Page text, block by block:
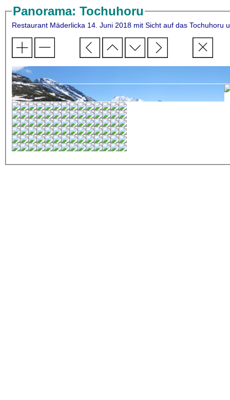
Panorama: Tochuhoru
Restaurant Mäderlicka 14. Juni 2018 mit Sicht auf das